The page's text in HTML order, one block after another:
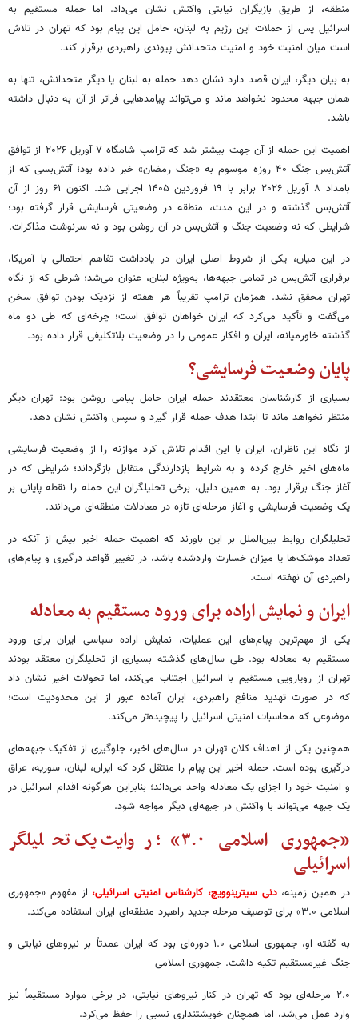
منطقه، از طریق بازیگران نیابتی واکنش نشان می‌داد. اما حمله مستقیم به
اسرائیل پس از حملات این رژیم به لبنان، حامل این پیام بود که تهران در تلاش
است میان امنیت خود و امنیت متحدانش پیوندی راهبردی برقرار کند.
به بیان دیگر، ایران قصد دارد نشان دهد حمله به لبنان یا دیگر متحدانش، تنها به
همان جبهه محدود نخواهد ماند و می‌تواند پیامدهایی فراتر از آن به دنبال داشته
باشد.
اهمیت این حمله از آن جهت بیشتر شد که ترامپ شامگاه ۷ آوریل ۲۰۲۶ از توافق
آتش‌بس جنگ ۴۰ روزه موسوم به «جنگ رمضان» خبر داده بود؛ آتش‌بسی که از
بامداد ۸ آوریل ۲۰۲۶ برابر با ۱۹ فروردین ۱۴۰۵ اجرایی شد. اکنون ۶۱ روز از آن
آتش‌بس گذشته و در این مدت، منطقه در وضعیتی فرسایشی قرار گرفته بود؛
شرایطی که نه وضعیت جنگ و آتش‌بس در آن روشن بود و نه سرنوشت مذاکرات.
در این میان، یکی از شروط اصلی ایران در یادداشت تفاهم احتمالی با آمریکا،
برقراری آتش‌بس در تمامی جبهه‌ها، به‌ویژه لبنان، عنوان می‌شد؛ شرطی که از نگاه
تهران محقق نشد. همزمان ترامپ تقریباً هر هفته از نزدیک بودن توافق سخن
می‌گفت و تأکید می‌کرد که ایران خواهان توافق است؛ چرخه‌ای که طی دو ماه
گذشته خاورمیانه، ایران و افکار عمومی را در وضعیت بلاتکلیفی قرار داده بود.
پایان وضعیت فرسایشی؟
بسیاری از کارشناسان معتقدند حمله ایران حامل پیامی روشن بود: تهران دیگر
منتظر نخواهد ماند تا ابتدا هدف حمله قرار گیرد و سپس واکنش نشان دهد.
از نگاه این ناظران، ایران با این اقدام تلاش کرد موازنه را از وضعیت فرسایشی
ماه‌های اخیر خارج کرده و به شرایط بازدارندگی متقابل بازگرداند؛ شرایطی که در
آغاز جنگ برقرار بود. به همین دلیل، برخی تحلیلگران این حمله را نقطه پایانی بر
یک وضعیت فرسایشی و آغاز مرحله‌ای تازه در معادلات منطقه‌ای می‌دانند.
تحلیلگران روابط بین‌الملل بر این باورند که اهمیت حمله اخیر بیش از آنکه در
تعداد موشک‌ها یا میزان خسارت واردشده باشد، در تغییر قواعد درگیری و پیام‌های
راهبردی آن نهفته است.
ایران و نمایش اراده برای ورود مستقیم به معادله
یکی از مهم‌ترین پیام‌های این عملیات، نمایش اراده سیاسی ایران برای ورود
مستقیم به معادله بود. طی سال‌های گذشته بسیاری از تحلیلگران معتقد بودند
تهران از رویارویی مستقیم با اسرائیل اجتناب می‌کند، اما تحولات اخیر نشان داد
که در صورت تهدید منافع راهبردی، ایران آماده عبور از این محدودیت است؛
موضوعی که محاسبات امنیتی اسرائیل را پیچیده‌تر می‌کند.
همچنین یکی از اهداف کلان تهران در سال‌های اخیر، جلوگیری از تفکیک جبهه‌های
درگیری بوده است. حمله اخیر این پیام را منتقل کرد که ایران، لبنان، سوریه، عراق
و امنیت خود را اجزای یک معادله واحد می‌داند؛ بنابراین هرگونه اقدام اسرائیل در
یک جبهه می‌تواند با واکنش در جبهه‌ای دیگر مواجه شود.
«جمهوری اسلامی ۳.۰»؛ روایت یک تحلیلگر
اسرائیلی
در همین زمینه، دنی سیترینوویچ، کارشناس امنیتی اسرائیلی، از مفهوم «جمهوری
اسلامی ۳.۰» برای توصیف مرحله جدید راهبرد منطقه‌ای ایران استفاده می‌کند.
به گفته او، جمهوری اسلامی ۱.۰ دوره‌ای بود که ایران عمدتاً بر نیروهای نیابتی و
جنگ غیرمستقیم تکیه داشت. جمهوری اسلامی
۲.۰ مرحله‌ای بود که تهران در کنار نیروهای نیابتی، در برخی موارد مستقیماً نیز
وارد عمل می‌شد، اما همچنان خویشتنداری نسبی را حفظ می‌کرد.